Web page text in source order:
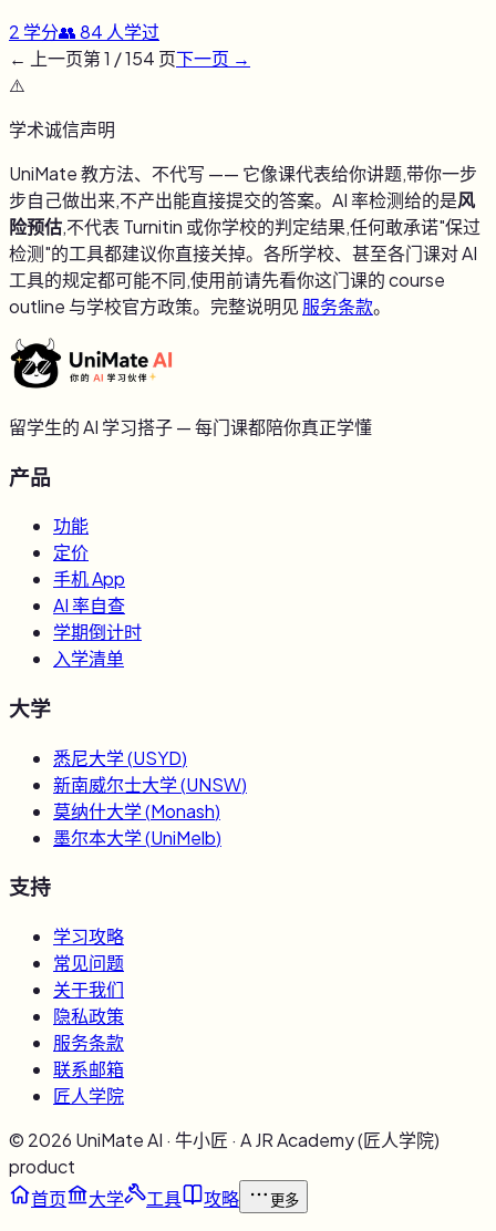
2 学分👥84 人学过
← 上一页第1 /154 页下一页 →
⚠️
学术诚信声明
UniMate 教方法、不代写 —— 它像课代表给你讲题,带你一步
步自己做出来,不产出能直接提交的答案。AI 率检测给的是风
险预估,不代表 Turnitin 或你学校的判定结果,任何敢承诺"保过
检测"的工具都建议你直接关掉。各所学校、甚至各门课对 AI
工具的规定都可能不同,使用前请先看你这门课的 course
outline 与学校官方政策。完整说明见 服务条款。
留学生的 AI 学习搭子 — 每门课都陪你真正学懂
产品
功能
定价
手机 App
AI 率自查
学期倒计时
入学清单
大学
悉尼大学(USYD)
新南威尔士大学(UNSW)
莫纳什大学(Monash)
墨尔本大学(UniMelb)
支持
学习攻略
常见问题
关于我们
隐私政策
服务条款
联系邮箱
匠人学院
© 2026 UniMate AI · 牛小匠 · A JR Academy (匠人学院)
product
首页
大学 工具 攻略 更多